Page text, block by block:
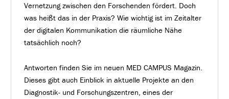
Vernetzung zwischen den Forschenden fördert. Doch
was heißt das in der Praxis? Wie wichtig ist im Zeitalter
der digitalen Kommunikation die räumliche Nähe
tatsächlich noch?
Antworten finden Sie im neuen MED CAMPUS Magazin.
Dieses gibt auch Einblick in aktuelle Projekte an den
Diagnostik- und Forschungszentren, eines der